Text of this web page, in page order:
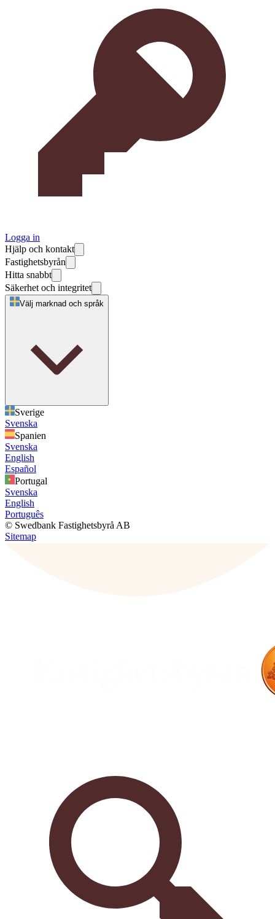
Logga in
Hjälp och kontakt
Fastighetsbyrån
Hitta snabbt
Säkerhet och integritet
Välj marknad och språk
Sverige
Svenska
Spanien
Svenska
English
Español
Portugal
Svenska
English
Português
© Swedbank Fastighetsbyrå AB
Sitemap